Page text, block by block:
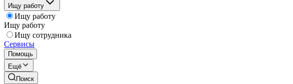
Ищу работу
Ищу работу
Ищу работу
Ищу сотрудника
Сервисы
Помощь
Ещё
Поиск